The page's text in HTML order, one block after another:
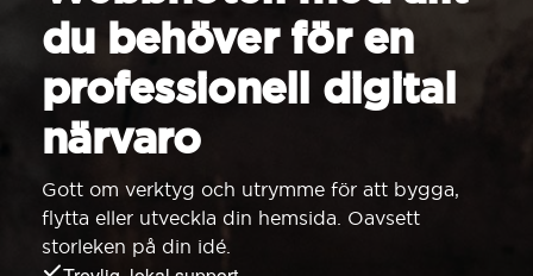
du behöver för en
professionell digital
närvaro
Gott om verktyg och utrymme för att bygga,
flytta eller utveckla din hemsida. Oavsett
storleken på din idé.